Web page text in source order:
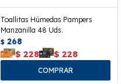
Toallitas Húmedas Pampers
Manzanilla 48 Uds.
$ 268
$ 228 $ 228